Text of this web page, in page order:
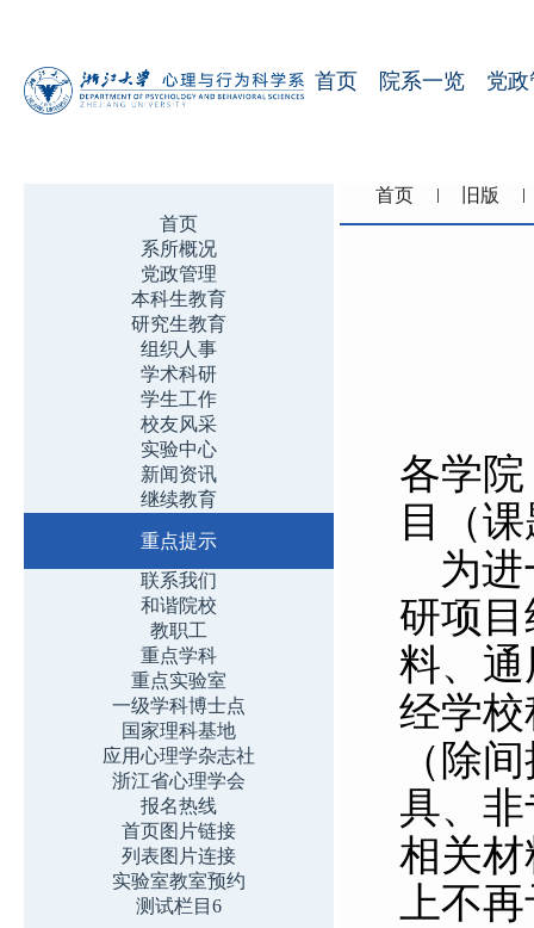
首页 院系一览 党
首页
系所概况
党政管理
本科生教育
研究生教育
组织人事
学术科研
学生工作
校友风采
实验中心
新闻资讯
继续教育
重点提示
联系我们
和谐院校
教职工
重点学科
重点实验室
一级学科博士点
国家理科基地
应用心理学杂志社
浙江省心理学会
报名热线
首页图片链接
列表图片连接
实验室教室预约
测试栏目6
首页 旧版
各学
目（
为
研项
料、
经学
（除
具、
相关
上不